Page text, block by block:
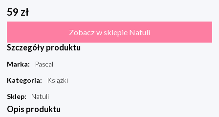
59 zł
Zobacz w sklepie Natuli
Szczegóły produktu
Marka:
Pascal
Kategoria:
Książki
Sklep: Natuli
Opis produktu